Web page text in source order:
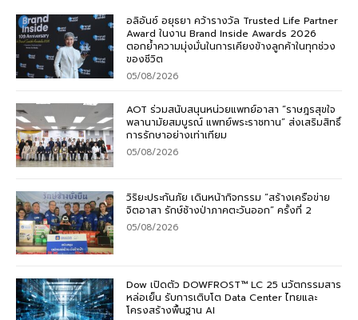
อลิอันซ์ อยุธยา คว้ารางวัล Trusted Life Partner
Award ในงาน Brand Inside Awards 2026
ตอกย้ำความมุ่งมั่นในการเคียงข้างลูกค้าในทุกช่วง
ของชีวิต
05/08/2026
AOT ร่วมสนับสนุนหน่วยแพทย์อาสา “ราษฎรสุขใจ
พลานามัยสมบูรณ์ แพทย์พระราชทาน” ส่งเสริมสิทธิ์
การรักษาอย่างเท่าเทียม
05/08/2026
วิริยะประกันภัย เดินหน้ากิจกรรม “สร้างเครือข่าย
จิตอาสา รักษ์ช้างป่าภาคตะวันออก” ครั้งที่ 2
05/08/2026
Dow เปิดตัว DOWFROST™ LC 25 นวัตกรรมสาร
หล่อเย็น รับการเติบโต Data Center ไทยและ
โครงสร้างพื้นฐาน AI